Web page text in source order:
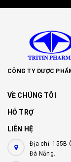
CÔNG TY DƯỢC
VỀ CHÚNG TÔI
HỖ TRỢ
LIÊN HỆ
Địa chỉ: 155B
Đà Nẵng.